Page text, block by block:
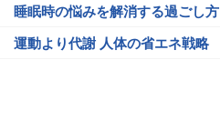
睡眠時の悩みを解消する過ごし方
運動より代謝 人体の省エネ戦略